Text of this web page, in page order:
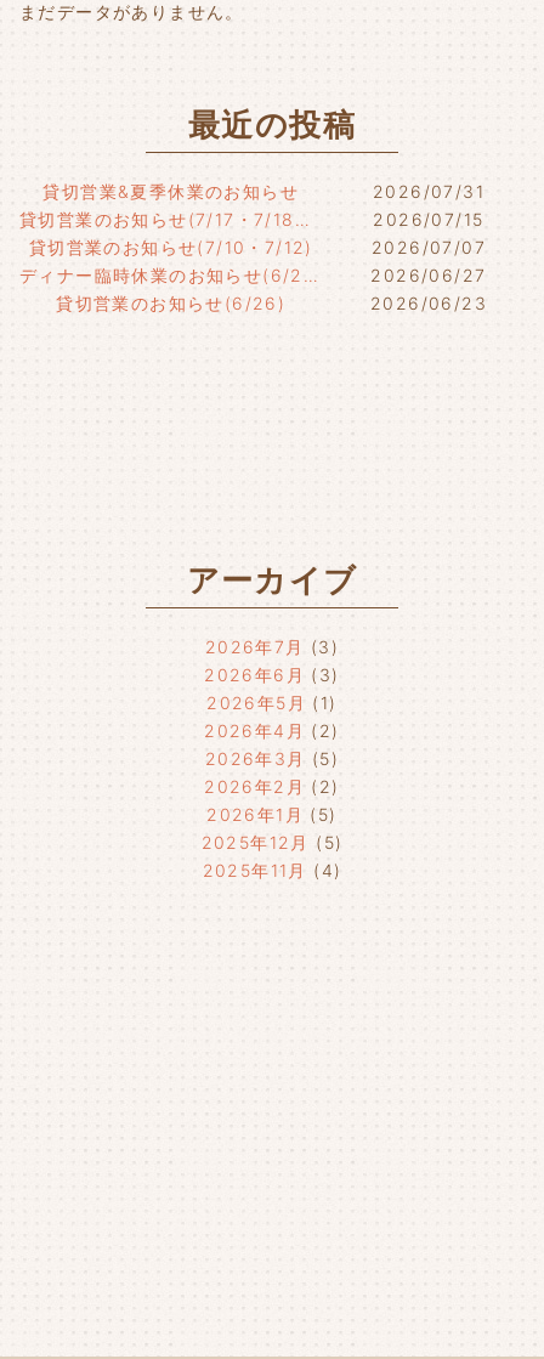
まだデータがありません。
最近の投稿
貸切営業&夏季休業のお知らせ
2026/07/31
貸切営業のお知らせ(7/17・7/18・7/21)
2026/07/15
貸切営業のお知らせ(7/10・7/12)
2026/07/07
ディナー臨時休業のお知らせ(6/29)
2026/06/27
貸切営業のお知らせ(6/26)
2026/06/23
アーカイブ
2026年7月
(3)
2026年6月 (3)
2026年5月 (1)
2026年4月 (2)
2026年3月
(5)
2026年2月 (2)
2026年1月 (5)
2025年12月
(5)
2025年11月
(4)
2025年9月
(4)
2025年1月
2024年8月
(4)